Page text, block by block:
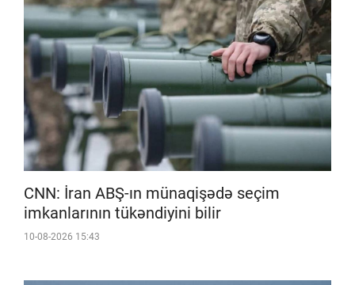
CNN: İran ABŞ-ın münaqişədə seçim
imkanlarının tükəndiyini bilir
10-08-2026 15:43